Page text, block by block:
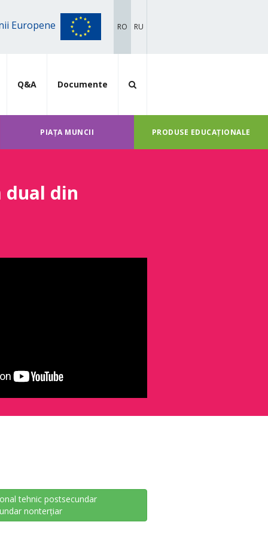
Europene RO RU
Q&A Documente
PIAȚA MUNCII PRODUSE EDUCAȚIONALE
din
tehnic postsecundar
nonterțiar